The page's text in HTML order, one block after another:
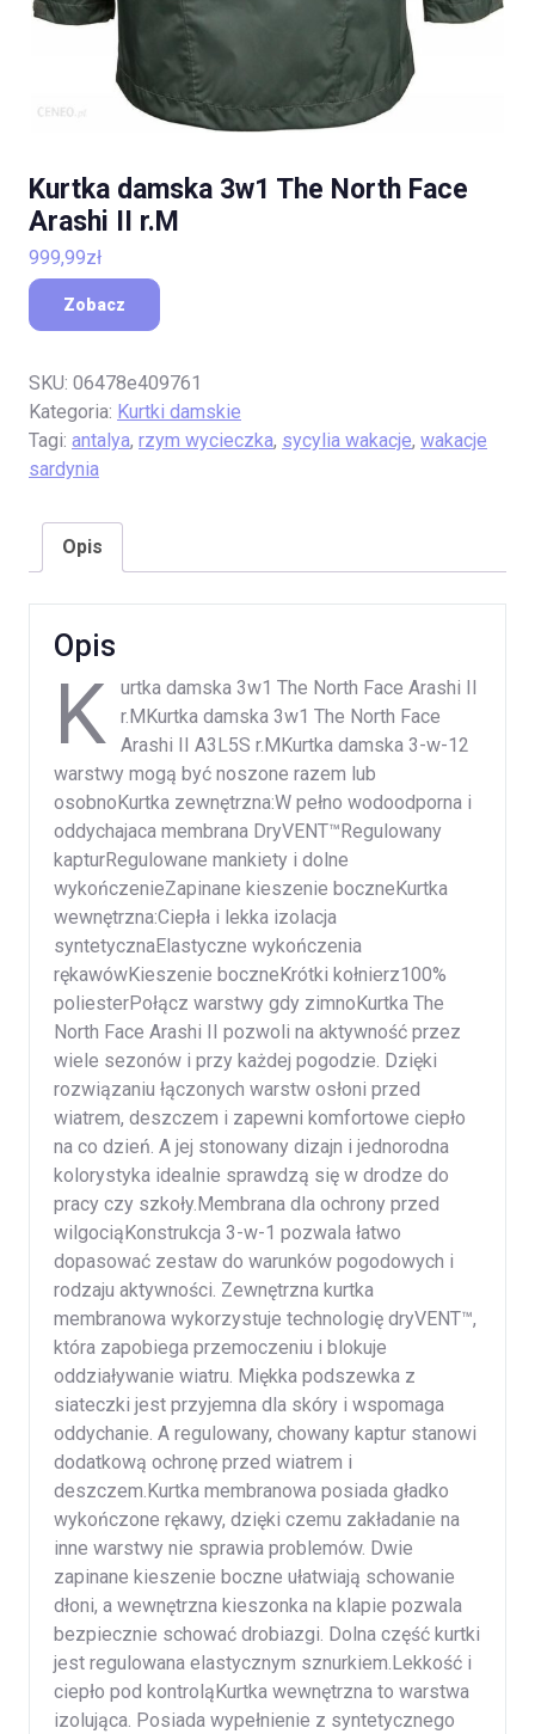
Kurtka damska 3w1 The North Face
Arashi II r.M
999,99zł
Zobacz
SKU: 06478e409761
Kategoria: Kurtki damskie
Tagi: antalya, rzym wycieczka, sycylia wakacje, wakacje
sardynia
Opis
Opis
K
urtka damska 3w1 The North Face Arashi II
r.MKurtka damska 3w1 The North Face
Arashi II A3L5S r.MKurtka damska 3-w-12
warstwy mogą być noszone razem lub
osobnoKurtka zewnętrzna:W pełno wodoodporna i
oddychajaca membrana DryVENT™Regulowany
kapturRegulowane mankiety i dolne
wykończenieZapinane kieszenie boczneKurtka
wewnętrzna:Ciepła i lekka izolacja
syntetycznaElastyczne wykończenia
rękawówKieszenie boczneKrótki kołnierz100%
poliesterPołącz warstwy gdy zimnoKurtka The
North Face Arashi II pozwoli na aktywność przez
wiele sezonów i przy każdej pogodzie. Dzięki
rozwiązaniu łączonych warstw osłoni przed
wiatrem, deszczem i zapewni komfortowe ciepło
na co dzień. A jej stonowany dizajn i jednorodna
kolorystyka idealnie sprawdzą się w drodze do
pracy czy szkoły.Membrana dla ochrony przed
wilgociąKonstrukcja 3-w-1 pozwala łatwo
dopasować zestaw do warunków pogodowych i
rodzaju aktywności. Zewnętrzna kurtka
membranowa wykorzystuje technologię dryVENT™,
która zapobiega przemoczeniu i blokuje
oddziaływanie wiatru. Miękka podszewka z
siateczki jest przyjemna dla skóry i wspomaga
oddychanie. A regulowany, chowany kaptur stanowi
dodatkową ochronę przed wiatrem i
deszczem.Kurtka membranowa posiada gładko
wykończone rękawy, dzięki czemu zakładanie na
inne warstwy nie sprawia problemów. Dwie
zapinane kieszenie boczne ułatwiają schowanie
dłoni, a wewnętrzna kieszonka na klapie pozwala
bezpiecznie schować drobiazgi. Dolna część kurtki
jest regulowana elastycznym sznurkiem.Lekkość i
ciepło pod kontroląKurtka wewnętrzna to warstwa
izolująca. Posiada wypełnienie z syntetycznego